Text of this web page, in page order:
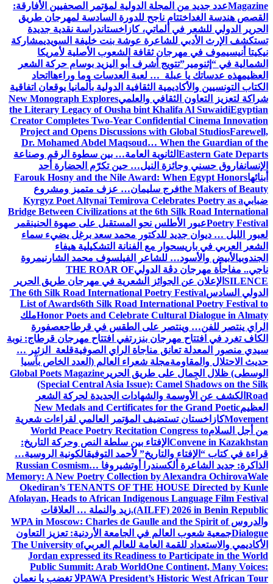
Magazineعدد جديد من المجلة الدولية لمؤتمر الصحفيين الأفارقة:
القصص هندسة الغد اختتام ناجح للدورة السادسة لمهرجان طريق
الحرير الدولي للشعر في ألماتي، كازاخستاندراسة نقدية جديدة
تستكشف الإرث الأدبي للشاعرة عوشة بنت خليفة السويديمشاركة
نيكيتا أنيسيموف في مهرجان ثقافة الشعوب الأصلية لأمريكا
الشمالية في “إثنومير”تتويج أشرف أبو اليزيد بوسام حركة الشعر
العظيمهذه عدساتك يا عبلة … لعبة العدسات وما وراءها اتحاد
الكتاب التونسيين والأكاديمية الثقافية الدولية بألمانيا يوقعان اتفاقية
شراكة لتعزيز التعاون الثقافي والعلميNew Monograph Explores
the Literary Legacy of Ousha bint Khalifa Al SuwaidiEgyptian
Creator Completes Two-Year Confidential Cinema Innovation
Project and Opens Discussions with Global StudiosFarewell,
Dr. Mohamed Abdel Maqsoud… When the Guardian of the
Eastern Gate Departs الثانوية العامة… بين سطوة الرقم وصناعة
الإنسانفاروق حسني وجائزة النيل… حين تكرّم الحضارة أحد
أبنائهاFarouk Hosny and the Nile Award: When Egypt Honors
the Makers of Beautyفرج سليمان… عزف متميز ومشروع
ضبابيKyrgyz Poet Altynai Temirova Celebrates Poetry as a
Bridge Between Civilizations at the 6th Silk Road International
Poetry Festivalعبور الأطلس نحو المستقبل على صهوة الحنينقمر
لعبور الليل … ديوان جديد للدكتور محمد سعد برغل يضيء سماء
الشعر العربي في باريسحوار مع الفنانة التشكيلية هيفاء
الجندوبيالأبيض والأسود… للشاعر الفيلسوف محمد الشارنيمروة
ناجي.. مفاجأة مهرجان دڨة الدوليTHE ROAR OF
SILENCE الإعلان عن الجوائز الشعرية في مهرجان طريق الحرير
الدولي السادسThe 6th Silk Road International Poetry Festival
List of Awards6th Silk Road International Poetry Festival to
Honor Poets and Celebrate Cultural Dialogue in Almatyملك
الراي ينتصر للفن… وينتصر على الطقس في قرطاجعصفورة
الكاف تغرد في افتتاح مهرجان بنزرتفي افتتاح مهرجان قرطاج: نوبة
سيدي منصور المعدلة تعانق مناجاة الراي الصوفيةقلعة الزئير …
حديث الاحتلال والمقاومةمجلة شعراء العالم (العدد الخاص بآسيا
الوسطى) ظلال الجِمال على طريق الحرير Global Poets Magazine
(Special Central Asia Issue): Camel Shadows on the Silk
Road الكشف عن الأوسمة والشهادات الجديدة لحركة الشعر
العظيمNew Medals and Certificates for the Grand Poetic
Movementكازاخستان تستضيف المؤتمر العالمي لقراءات شعرية
من أجل السلامWorld Peace Poetry Recitation Congress to
Convene in Kazakhstan الإفتاء بين سلطة النص وحركة التاريخ:
قراءة في كتاب “الإفتاء والتاريخ” لأحمد التوفيقالكونية الروسية…
الذاكرة: جديد الشاعرة ألكسندرا أوتشيروفا Russian Cosmism…
Memory: A New Poetry Collection by Alexandra OchirovaWale
Okediran’s TENANTS OF THE HOUSE Directed by Kunle
Afolayan, Heads to African Indigenous Language Film Festival
(AILFF) 2026 in Benin Republic. زيد والنملة … العلاقات
والدروسWPA in Moscow: Charles de Gaulle and the Spirit of
Dialogueجمعية شعوب العالم في الجامعة الأردنية: تعزيز التعاون
الأكاديمي والاستعداد للقمة العامة للعالم العربيThe University of
Jordan expressed its Readiness to Participate in the World
Public Summit: Arab WorldOne Continent, Many Voices:
PAWA President’s Historic West African Tourلا تغضب يا نعمان